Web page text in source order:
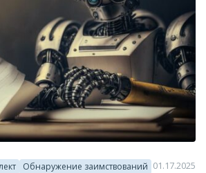
Обнаружение заимствований 01.17.2025